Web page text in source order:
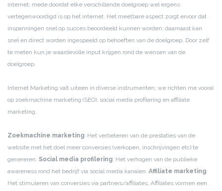
internet; mede doordat elke verschillende doelgroep wel ergens
vertegenwoordigd is op het internet. Het meetbare aspect zorgt ervoor dat
inspanningen snel op succes beoordeeld kunnen worden; daarnaast kan
snel en direct worden ingespeeld op behoeften van de doelgroep. Door zelf
te meten kun je waardevolle input krijgen rond de wensen van de
doelgroep.
Internet Marketing valt uiteen in diverse instrumenten; we richten me vooral
op zoekmachine marketing (SEO), social media profilering en affiliate
marketing.
Zoekmachine marketing: Het verbeteren van de prestaties van de
website met het doel meer conversies (verkopen, inschrijvingen etc) te
genereren. Social media profilering: Het verhogen van de publieke
awareness rond het bedrijf via social media kanalen. Affiliate marketing:
Het stimuleren van conversies via partners/affiliates. Affiliates vormen een